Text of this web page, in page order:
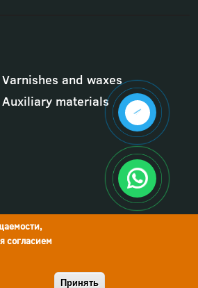
Varnishes and waxes
Auxiliary materials
согласием
Принять